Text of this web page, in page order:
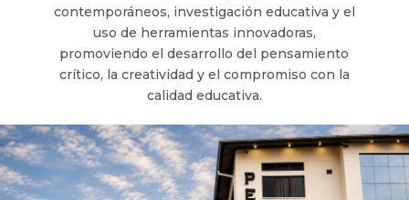
contemporáneos, investigación educativa y el
uso de herramientas innovadoras,
promoviendo el desarrollo del pensamiento
crítico, la creatividad y el compromiso con la
calidad educativa.